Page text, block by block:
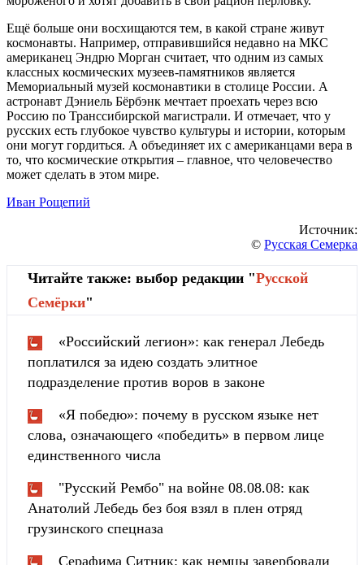
Ещё больше они восхищаются тем, в какой стране живут
космонавты. Например, отправившийся недавно на МКС
американец Эндрю Морган считает, что одним из самых
классных космических музеев-памятников является
Мемориальный музей космонавтики в столице России. А
астронавт Дэниель Бёрбэнк мечтает проехать через всю
Россию по Транссибирской магистрали. И отмечает, что у
русских есть глубокое чувство культуры и истории, которым
они могут гордиться. А объединяет их с американцами вера в
то, что космические открытия – главное, что человечество
может сделать в этом мире.
Иван Рощепий
Источник:
© Русская Семерка
Читайте также: выбор редакции "Русской
Cемёрки"
«Российский легион»: как генерал Лебедь
поплатился за идею создать элитное
подразделение против воров в законе
«Я победю»: почему в русском языке нет
слова, означающего «победить» в первом лице
единственного числа
"Русский Рембо" на войне 08.08.08: как
Анатолий Лебедь без боя взял в плен отряд
грузинского спецназа
Серафима Ситник: как немцы завербовали